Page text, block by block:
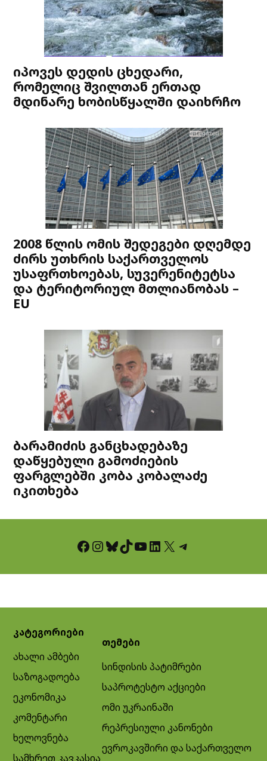
იპოვეს დედის ცხედარი,
რომელიც შვილთან ერთად
მდინარე ხობისწყალში დაიხრჩო
2008 წლის ომის შედეგები დღემდე
ძირს უთხრის საქართველოს
უსაფრთხოებას, სუვერენიტეტსა
და ტერიტორიულ მთლიანობას –
EU
ბარამიძის განცხადებაზე
დაწყებული გამოძიების
ფარგლებში კობა კობალაძე
იკითხება
Facebook InstagramBluesky TikTok YouTube LinkedIn X Telegram
კატეგორიები
ახალი ამბები
საზოგადოება
ეკონომიკა
კომენტარი
ხელოვნება
სამხრეთ კავკასია
თემები
სინდისის პატიმრები
საპროტესტო აქციები
ომი უკრაინაში
რეპრესიული კანონები
ევროკავშირი და საქართველო